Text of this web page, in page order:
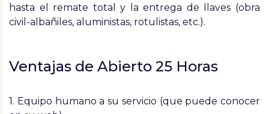
hasta el remate total y la entrega de llaves (obra
civil-albañiles, aluministas, rotulistas, etc.).
Ventajas de Abierto 25 Horas
1. Equipo humano a su servicio (que puede conocer